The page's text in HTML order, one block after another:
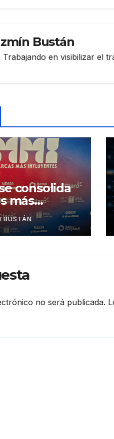
Bustán
Trabajando en visibilizar el
consolida
más
BUSTÁN
no será publicada.